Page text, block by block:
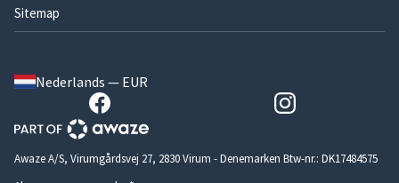
Sitemap
Nederlands — EUR
Awaze A/S, Virumgårdsvej 27, 2830 Virum - Denemarken Btw-nr.: DK17484575